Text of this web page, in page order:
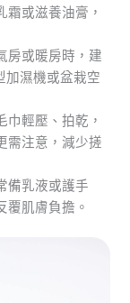
或滋養油膏，
房或暖房時，建
加濕機或盆栽空
巾輕壓、拍乾，
需注意，減少搓
備乳液或護手
覆肌膚負擔。